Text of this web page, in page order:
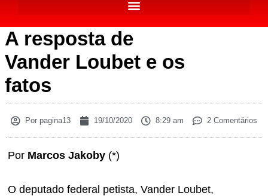
A resposta de
Vander Loubet e os
fatos
Por pagina13 19/10/2020 8:29 am 2 Comentários
Por Marcos Jakoby (*)
O deputado federal petista, Vander Loubet,